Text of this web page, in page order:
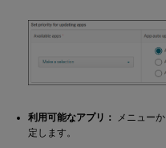
利用可能なアプリ：
メニュー
定します。